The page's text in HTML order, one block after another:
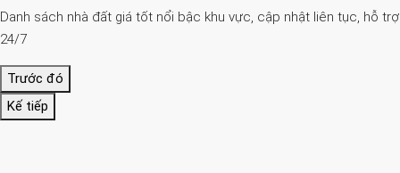
Danh sách nhà đất giá tốt nổi bậc khu vực, cập nhật liên tục, hỗ trợ
24/7
Trước đó
Kế tiếp